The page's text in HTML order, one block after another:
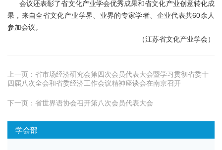
会议还表彰了省文化产业学会优秀成果和省文化产业创意转化成
果，来自全省文化产业学界、业界的专家学者、企业代表共60余人
参加会议。
（江苏省文化产业学会）
上一页： 省市场经济研究会第四次会员代表大会暨学习贯彻省委十
四届八次全会和省委经济工作会议精神座谈会在南京召开
下一页： 省世界语协会召开第八次会员代表大会
学会部